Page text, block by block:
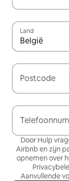
Land
België
Postcode
Door Hulp
Airbnb en zijn
opnemen over
Aanvullende